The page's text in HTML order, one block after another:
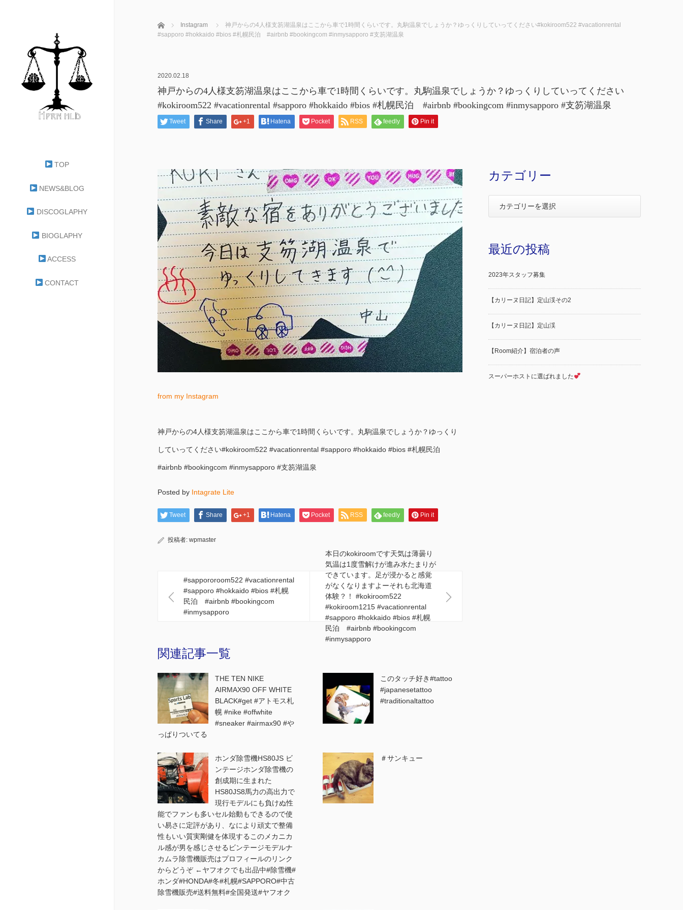
TOP
NEWS&BLOG
DISCOGLAPHY
BIOGLAPHY
ACCESS
CONTACT
ホーム Instagram
神戸からの4人様支笏湖温泉はここから車で1時間くらいです。丸駒温泉でしょうか？ゆっくりしていってください#kokiroom522 #vacationrental
#sapporo #hokkaido #bios #札幌民泊 #airbnb #bookingcom #inmysapporo #支笏湖温泉
2020.02.18
神戸からの4人様支笏湖温泉はここから車で1時間くらいです。丸駒温泉でしょうか？ゆっくりしていってください
#kokiroom522 #vacationrental #sapporo #hokkaido #bios #札幌民泊 #airbnb #bookingcom #inmysapporo #支笏湖温泉
Tweet Share +1 Hatena Pocket RSS feedly Pin it
from my Instagram
神戸からの4人様支笏湖温泉はここから車で1時間くらいです。丸駒温泉でしょうか？ゆっくり
していってください#kokiroom522 #vacationrental #sapporo #hokkaido #bios #札幌民泊
#airbnb #bookingcom #inmysapporo #支笏湖温泉
Posted by Intagrate Lite
Tweet Share +1 Hatena Pocket RSS feedly Pin it
投稿者: wpmaster
#sappororoom522 #vacationrental
#sapporo #hokkaido #bios #札幌
民泊 #airbnb #bookingcom
#inmysapporo
本日のkokiroomです天気は薄曇り
気温は1度雪解けが進み水たまりが
できています。足が浸かると感覚
がなくなりますよーそれも北海道
体験？！ #kokiroom522
#kokiroom1215 #vacationrental
#sapporo #hokkaido #bios #札幌
民泊 #airbnb #bookingcom
#inmysapporo
関連記事一覧
THE TEN NIKE
AIRMAX90 OFF WHITE
BLACK#get #アトモス札
幌 #nike #offwhite
#sneaker #airmax90 #や
っぱりついてる
このタッチ好き#tattoo
#japanesetattoo
#traditionaltattoo
ホンダ除雪機HS80JS ビ
ンテージホンダ除雪機の
創成期に生まれた
HS80JS8馬力の高出力で
現行モデルにも負けぬ性
能でファンも多いセル始動もできるので使
い易さに定評があり、なにより頑丈で整備
性もいい質実剛健を体現するこのメカニカ
ル感が男を感じさせるビンテージモデルナ
カムラ除雪機販売はプロフィールのリンク
からどうぞ ←ヤフオクでも出品中#除雪機#
ホンダ#HONDA#冬#札幌#SAPPORO#中古
除雪機販売#送料無料#全国発送#ヤフオク
＃サンキュー
カテゴリー
最近の投稿
2023年スタッフ募集
【カリーヌ日記】定山渓その2
【カリーヌ日記】定山渓
【Room紹介】宿泊者の声
スーパーホストに選ばれました